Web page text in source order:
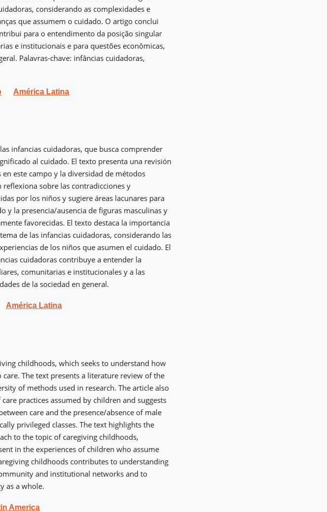
considerando as complexidades e
que assumem o cuidado. O artigo conclui
para o entendimento da posição singular
e institucionais e para questões econômicas,
Palavras-chave: infâncias cuidadoras,
América Latina
infancias cuidadoras, que busca comprender
al cuidado. El texto presenta una revisión
este campo y la diversidad de métodos
sobre las contradicciones y
por los niños y sugiere áreas lacunares para
y la presencia/ausencia de figuras masculinas y
favorecidas. El texto destaca la importancia
de las infancias cuidadoras, considerando las
de los niños que asumen el cuidado. El
cuidadoras contribuye a entender la
comunitarias e institucionales y a las
de la sociedad en general.
América Latina
childhoods, which seeks to understand how
The text presents a literature review of the
of methods used in research. The article also
practices assumed by children and suggests
care and the presence/absence of male
privileged classes. The text highlights the
to the topic of caregiving childhoods,
in the experiences of children who assume
childhoods contributes to understanding
and institutional networks and to
as a whole.
America